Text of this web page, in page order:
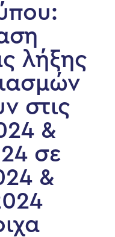
λήξης
στις
&
σε
&